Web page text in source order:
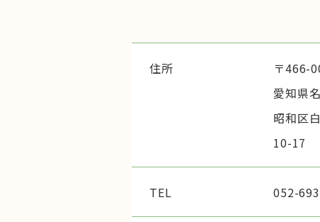
住所
〒466-
愛知県
昭和区
10-17
TEL 052-